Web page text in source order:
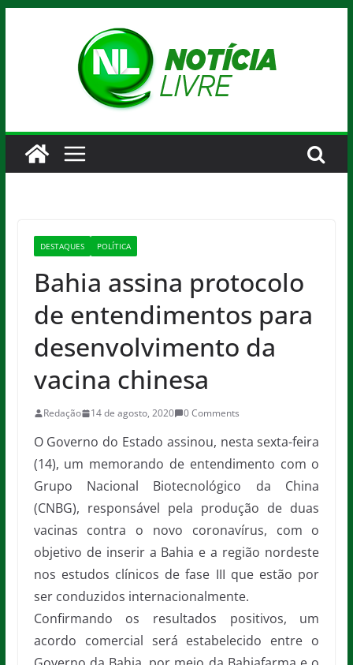
DESTAQUES POLÍTICA
Bahia assina protocolo
de entendimentos para
desenvolvimento da
vacina chinesa
Redação 14 de agosto, 2020 0 Comments
O Governo do Estado assinou, nesta sexta-feira
(14), um memorando de entendimento com o
Grupo Nacional Biotecnológico da China
(CNBG), responsável pela produção de duas
vacinas contra o novo coronavírus, com o
objetivo de inserir a Bahia e a região nordeste
nos estudos clínicos de fase III que estão por
ser conduzidos internacionalmente.
Confirmando os resultados positivos, um
acordo comercial será estabelecido entre o